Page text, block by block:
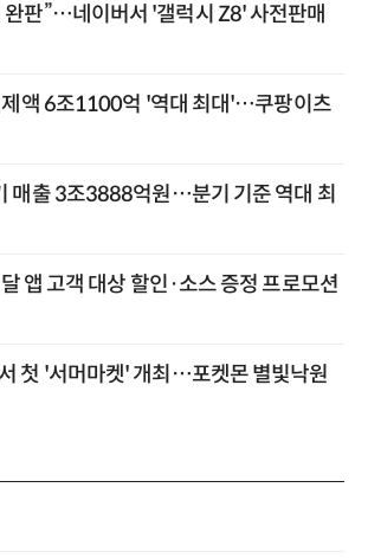
완판”…네이버서 '갤럭시 Z8' 사전판매
제액 6조1100억 '역대 최대'…쿠팡이츠
매출 3조3888억원…분기 기준 역대 최
앱 고객 대상 할인·소스 증정 프로모션
첫 '서머마켓' 개최…포켓몬 별빛낙원